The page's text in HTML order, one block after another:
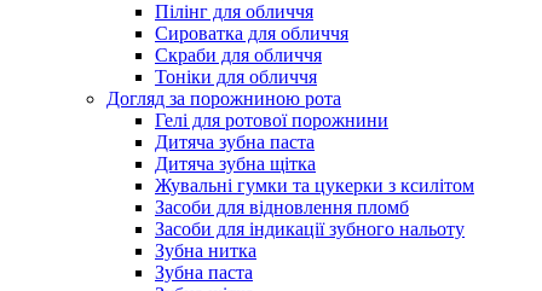
Пілінг для обличчя
Сироватка для обличчя
Скраби для обличчя
Тоніки для обличчя
Догляд за порожниною рота
Гелі для ротової порожнини
Дитяча зубна паста
Дитяча зубна щітка
Жувальні гумки та цукерки з ксилітом
Засоби для відновлення пломб
Засоби для індикації зубного нальоту
Зубна нитка
Зубна паста